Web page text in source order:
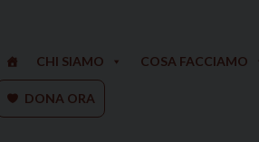
CHI SIAMO COSA FACCIAMO
DONA ORA